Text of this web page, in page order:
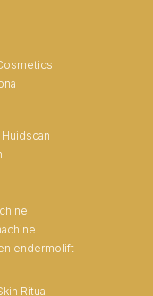
endermolift
Ritual